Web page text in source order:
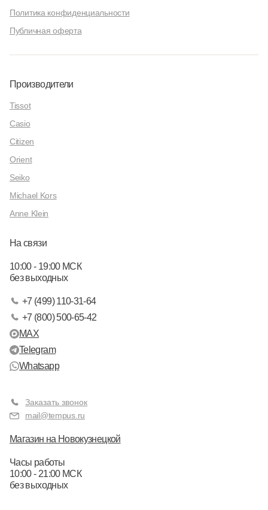
Политика конфиденциальности
Публичная оферта
Производители
Tissot
Casio
Citizen
Orient
Seiko
Michael Kors
Anne Klein
На связи
10:00 - 19:00 МСК
без выходных
+7 (499) 110-31-64
+7 (800) 500-65-42
MAX
Telegram
Whatsapp
Заказать звонок
mail@tempus.ru
Магазин на Новокузнецкой
Часы работы
10:00 - 21:00 МСК
без выходных